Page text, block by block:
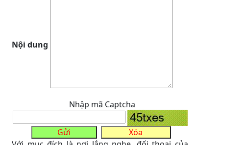
Nội dung
Nhập mã Captcha